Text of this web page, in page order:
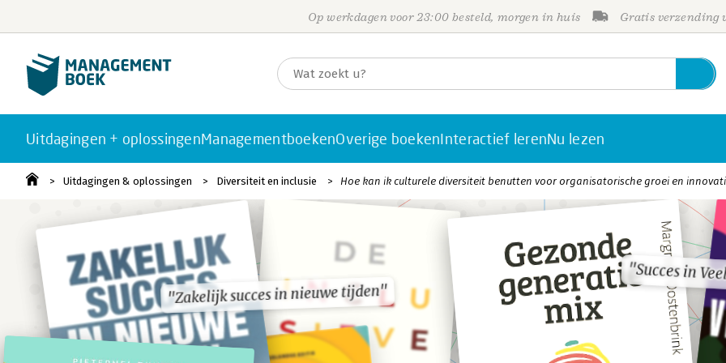
Op werkdagen voor 23:00 besteld, morgen in huis Gratis verzending
Uitdagingen + oplossingenManagementboekenOverige boekenInteractief lerenNu lezen
Uitdagingen & oplossingen Diversiteit en inclusie Hoe kan ik culturele diversiteit benutten voor organisatorische groei en
"Zakelijk succes in nieuwe tijden"
"Succes in
"Zakelijk succes in nieuwe tijden"
"Succes in